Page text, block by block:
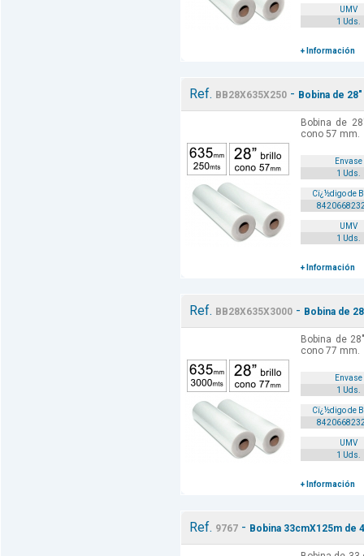
UMV
1 Uds.
+ Información
Ref. BB28X635X250 - Bobina de
Bobina de
cono 57 mm.
Envase
1 Uds.
Cï¿½digo de
UMV
1 Uds.
+ Información
Ref. BB28X635X3000 - Bobina de
Bobina de
cono 77 mm.
Envase
1 Uds.
Cï¿½digo de
UMV
1 Uds.
+ Información
Ref. 9767 - Bobina 33cmX125m de